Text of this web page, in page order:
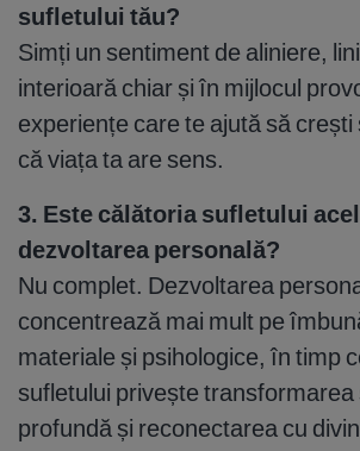
sufletului tău?
Simți un sentiment de aliniere,
interioară chiar și în mijlocul
experiențe care te ajută să crești
că viața ta are sens.
3. Este călătoria sufletului
dezvoltarea personală?
Nu complet. Dezvoltarea
concentrează mai mult pe
materiale și psihologice, în timp
sufletului privește transformarea
profundă și reconectarea cu